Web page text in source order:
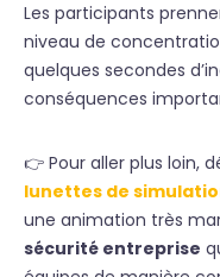
Les participants
niveau de
quelques secondes
conséquences
👉 Pour aller plus loin,
lunettes de
une animation très
sécurité entreprise